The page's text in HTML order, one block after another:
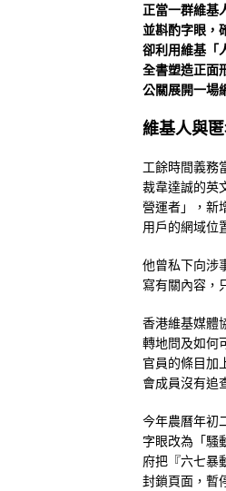
正當一群維基
並斟酌字眼，
卻利用維基「
全書塑造正面
公關展開一場
維基人與
工餘時間義務
裁韋達誠的英
營運者」，新
用戶的網域位
他曾私下向涉
寫有關內容，
香港維基媒體
轉地問及如何
官員的條目加
會成員沒有追
今年農曆年初
字眼改為「騷
府把『六七暴
封鎖頁面，暫